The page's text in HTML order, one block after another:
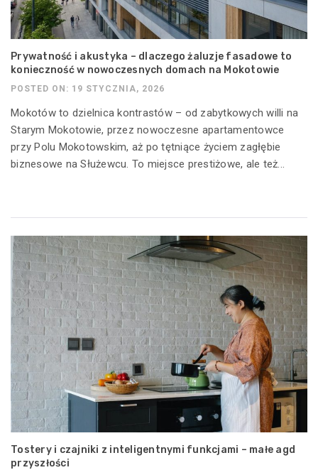
Prywatność i akustyka – dlaczego żaluzje fasadowe to
konieczność w nowoczesnych domach na Mokotowie
POSTED ON: 19 STYCZNIA, 2026
Mokotów to dzielnica kontrastów – od zabytkowych willi na
Starym Mokotowie, przez nowoczesne apartamentowce
przy Polu Mokotowskim, aż po tętniące życiem zagłębie
biznesowe na Służewcu. To miejsce prestiżowe, ale też...
Tostery i czajniki z inteligentnymi funkcjami – małe agd
przyszłości